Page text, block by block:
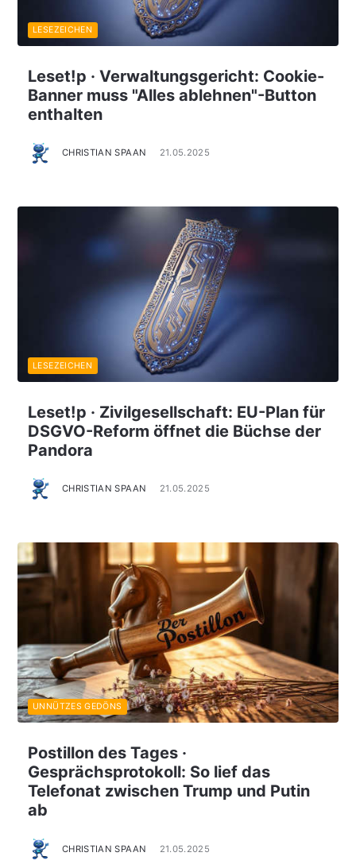
Leset!p · Verwaltungsgericht: Cookie-
Banner muss "Alles ablehnen"-Button
enthalten
CHRISTIAN SPAAN 21.05.2025
LESEZEICHEN
Leset!p · Zivilgesellschaft: EU-Plan für
DSGVO-Reform öffnet die Büchse der
Pandora
CHRISTIAN SPAAN 21.05.2025
LESEZEICHEN
Postillon des Tages ·
Gesprächsprotokoll: So lief das
Telefonat zwischen Trump und Putin
ab
CHRISTIAN SPAAN 21.05.2025
UNNÜTZES GEDÖNS